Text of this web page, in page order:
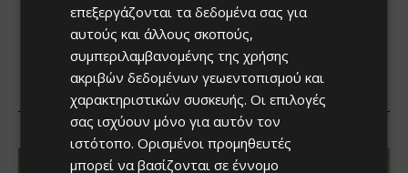
επεξεργάζονται τα δεδομένα σας για
αυτούς και άλλους σκοπούς,
συμπεριλαμβανομένης της χρήσης
ακριβών δεδομένων γεωεντοπισμού και
χαρακτηριστικών συσκευής. Οι επιλογές
σας ισχύουν μόνο για αυτόν τον
ιστότοπο. Ορισμένοι προμηθευτές
μπορεί να βασίζονται σε έννομο